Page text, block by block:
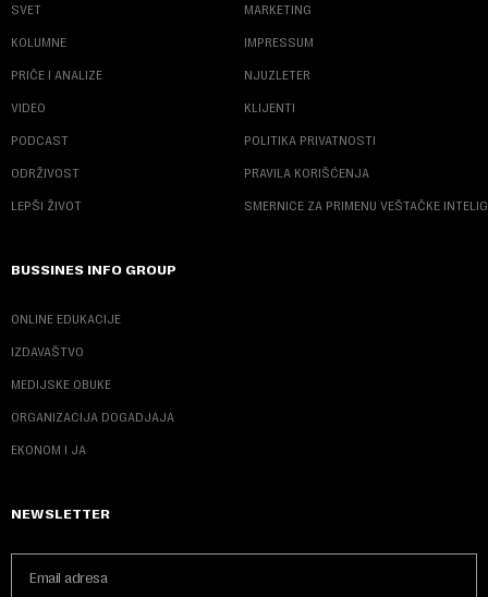
SVET
KOLUMNE
PRIČE I ANALIZE
VIDEO
PODCAST
ODRŽIVOST
LEPŠI ŽIVOT
MARKETING
IMPRESSUM
NJUZLETER
KLIJENTI
POLITIKA PRIVATNOSTI
PRAVILA KORIŠĆENJA
SMERNICE ZA PRIMENU VEŠTAČKE
BUSSINES INFO GROUP
ONLINE EDUKACIJE
IZDAVAŠTVO
MEDIJSKE OBUKE
ORGANIZACIJA DOGADJAJA
EKONOM I JA
NEWSLETTER